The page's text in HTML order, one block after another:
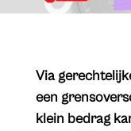
Via
een
klein bedrag